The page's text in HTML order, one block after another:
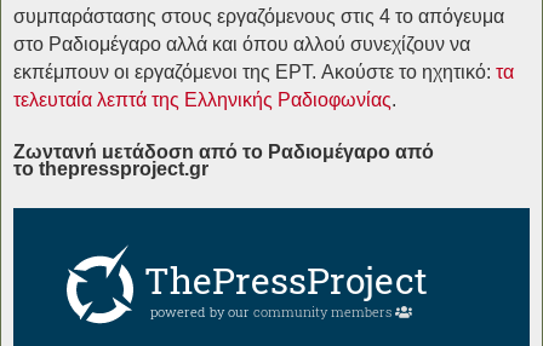
συμπαράστασης στους εργαζόμενους στις 4 το απόγευμα
στο Ραδιομέγαρο αλλά και όπου αλλού συνεχίζουν να
εκπέμπουν οι εργαζόμενοι της ΕΡΤ. Ακούστε το ηχητικό: τα
τελευταία λεπτά της Ελληνικής Ραδιοφωνίας.
Ζωντανή μετάδοση από το Ραδιομέγαρο από
το thepressproject.gr